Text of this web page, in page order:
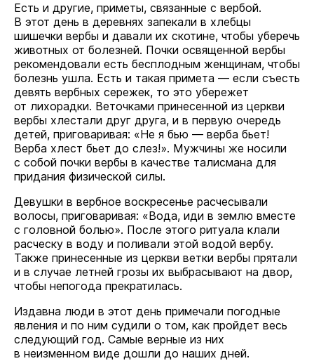
Есть и другие, приметы, связанные с вербой.
В этот день в деревнях запекали в хлебцы
шишечки вербы и давали их скотине, чтобы уберечь
животных от болезней. Почки освященной вербы
рекомендовали есть бесплодным женщинам, чтобы
болезнь ушла. Есть и такая примета — если съесть
девять вербных сережек, то это убережет
от лихорадки. Веточками принесенной из церкви
вербы хлестали друг друга, и в первую очередь
детей, приговаривая: «Не я бью — верба бьет!
Верба хлест бьет до слез!». Мужчины же носили
с собой почки вербы в качестве талисмана для
придания физической силы.
Девушки в вербное воскресенье расчесывали
волосы, приговаривая: «Вода, иди в землю вместе
с головной болью». После этого ритуала клали
расческу в воду и поливали этой водой вербу.
Также принесенные из церкви ветки вербы прятали
и в случае летней грозы их выбрасывают на двор,
чтобы непогода прекратилась.
Издавна люди в этот день примечали погодные
явления и по ним судили о том, как пройдет весь
следующий год. Самые верные из них
в неизменном виде дошли до наших дней.